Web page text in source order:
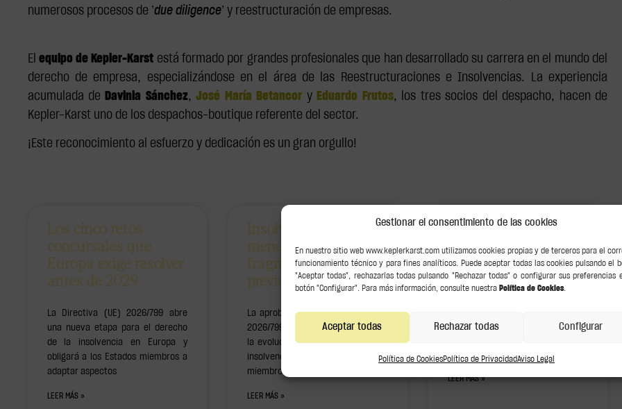
Gestionar el consentimiento de las cookies
En nuestro sitio web www.keplerkarst.com utilizamos cookies propias y de terceros para el
funcionamiento técnico y para fines analíticos. Puede aceptar todas las cookies pulsando el
"Aceptar todas", rechazarlas todas pulsando "Rechazar todas" o configurar sus preferencias
botón "Configurar". Para más información, consulte nuestra Política de Cookies.
Aceptar todas Rechazar todas Configurar
Política de CookiesPolítica de PrivacidadAviso Legal
numerosos procesos de ‛due diligence’ y reestructuración de empresas.
El equipo de Kepler-Karst está formado por grandes profesionales que han desarrollado su carrera en el mundo del
derecho de empresa, especializándose en el área de las Reestructuraciones e Insolvencias. La experiencia
acumulada de
Davinia Sánchez, José María Betancor y Eduardo Frutos, los tres socios del despacho, hacen de
Kepler-Karst uno de los despachos-boutique referente del sector.
¡Este reconocimiento al esfuerzo y dedicación es un gran orgullo!
Los cinco retos
concursales que
Europa exige resolver
antes de 2029
La Directiva (UE) 2026/799 abre
una nueva etapa para el derecho
de la insolvencia en Europa y
obligará a los Estados miembros a
adaptar aspectos
LEER MÁS »
Insolvencia Europea:
menos
fragmentación, más
previsibilidad
La aprobación de la Directiva (UE)
2026/799 marca un nuevo paso en
la evolución del marco europeo de
insolvencia y obligará a los Estados
miembros a revisar
LEER MÁS »
Derechos y deberes
de un comprador o
coleccionista de arte
naturaleza única y valor intrínseco,
comercial. Para que esta
LEER MÁS »